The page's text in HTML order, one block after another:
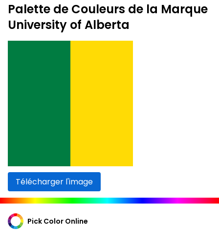
Palette de Couleurs de la Marque
University of Alberta
Télécharger l'image
Pick Color Online